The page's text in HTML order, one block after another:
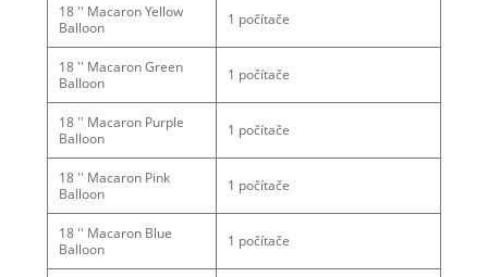
18 '' Macaron Yellow
Balloon
1 počítače
18 '' Macaron Green
Balloon
1 počítače
18 '' Macaron Purple
Balloon
1 počítače
18 '' Macaron Pink
Balloon
1 počítače
18 '' Macaron Blue
Balloon
1 počítače